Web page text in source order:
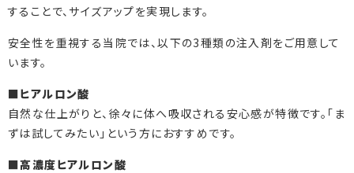
することで、サイズアップを実現します。
安全性を重視する当院では、以下の3種類の注入剤をご用意して
います。
■ヒアルロン酸
自然な仕上がりと、徐々に体へ吸収される安心感が特徴です。「ま
ずは試してみたい」という方におすすめです。
■高濃度ヒアルロン酸